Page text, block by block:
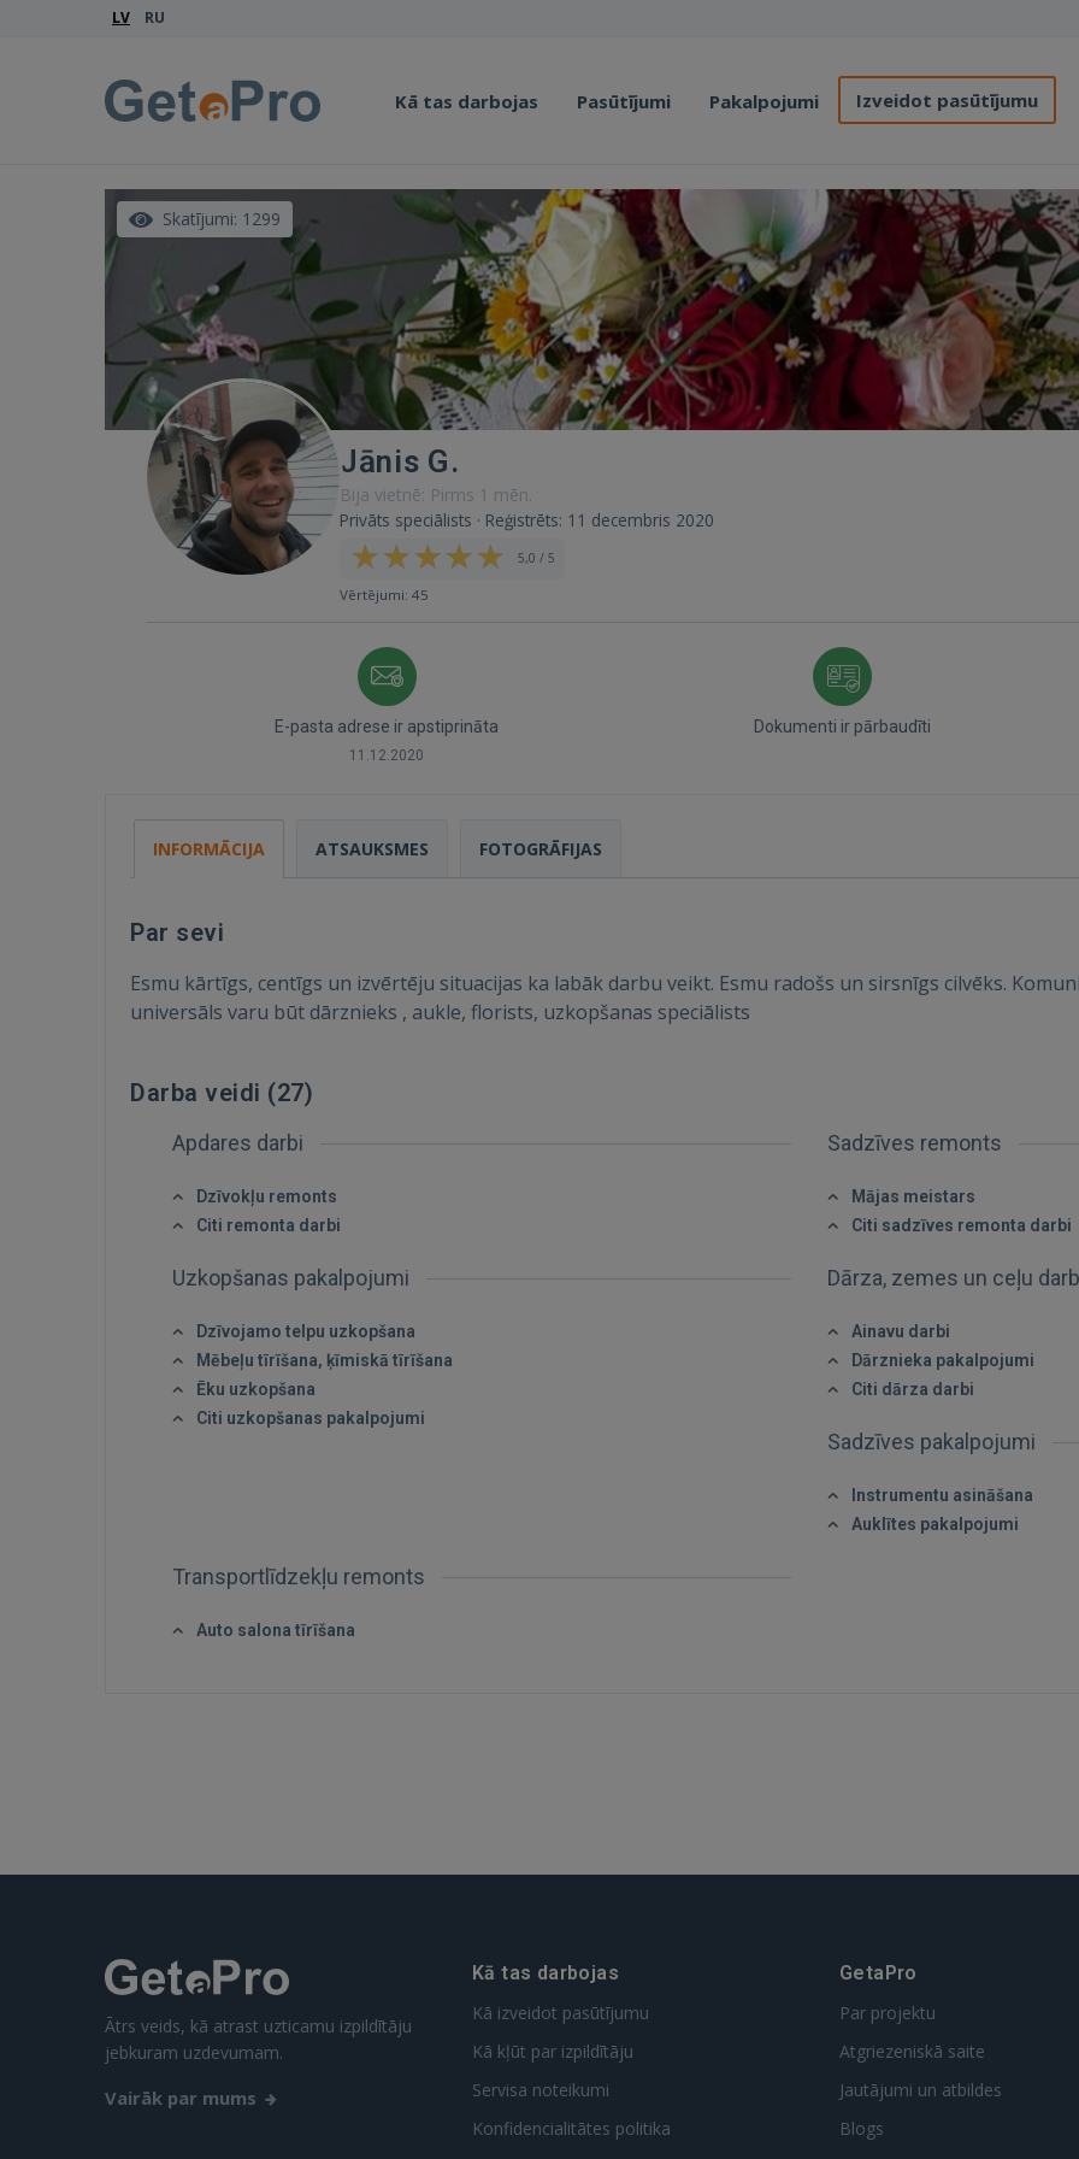
LV RU
Kā tas darbojas Pasūtījumi Pakalpojumi Izveidot pasūtījumu
Ienākt
IENĀKT
GOOGLE
Vēl neesat reģistrējies?
Skatījumi: 1299
Jānis G.
Bija vietnē: Pirms 1 mēn.
Privāts speciālists · Reģistrēts: 11 decembris 2020
5,0 / 5
Vērtējumi: 45
E-pasta adrese ir apstiprināta
11.12.2020
Dokumenti ir pārbaudīti
INFORMĀCIJA ATSAUKSMES FOTOGRĀFIJAS
Par sevi
Esmu kārtīgs, centīgs un izvērtēju situacijas ka labāk darbu veikt. Esmu radošs un sirsnīgs cilvēks.
universāls varu būt dārznieks , aukle, florists, uzkopšanas speciālists
Darba veidi (27)
Apdares darbi
Dzīvokļu remonts
Citi remonta darbi
Sadzīves remonts
Mājas meistars
Citi sadzīves remonta darbi
Uzkopšanas pakalpojumi
Dzīvojamo telpu uzkopšana
Mēbeļu tīrīšana, ķīmiskā tīrīšana
Ēku uzkopšana
Citi uzkopšanas pakalpojumi
Dārza, zemes un ceļu
Ainavu darbi
Dārznieka pakalpojumi
Citi dārza darbi
Sadzīves pakalpojumi
Instrumentu asināšana
Auklītes pakalpojumi
Transportlīdzekļu remonts
Auto salona tīrīšana
Ātrs veids, kā atrast uzticamu izpildītāju
jebkuram uzdevumam.
Vairāk par mums
Kā tas darbojas
Kā izveidot pasūtījumu
Kā kļūt par izpildītāju
Servisa noteikumi
Konfidencialitātes politika
GetaPro
Par projektu
Atgriezeniskā saite
Jautājumi un atbildes
Blogs